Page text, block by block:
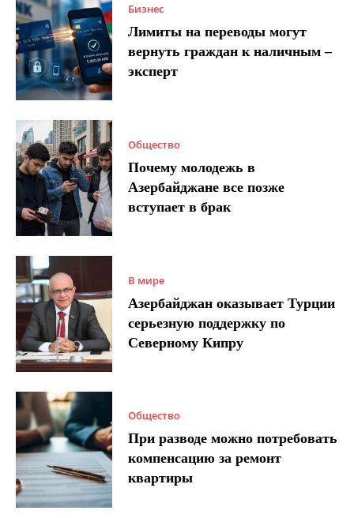
Бизнес
Лимиты на переводы могут
вернуть граждан к наличным –
эксперт
Общество
Почему молодежь в
Азербайджане все позже
вступает в брак
В мире
Азербайджан оказывает Турции
серьезную поддержку по
Северному Кипру
Общество
При разводе можно потребовать
компенсацию за ремонт
квартиры